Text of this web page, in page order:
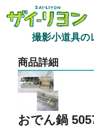
撮影小道具の
商品詳細
おでん鍋